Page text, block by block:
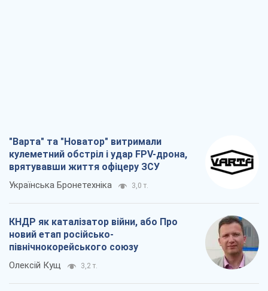
"Варта" та "Новатор" витримали
кулеметний обстріл і удар FPV-дрона,
врятувавши життя офіцеру ЗСУ
Українська Бронетехніка 3,0 т.
КНДР як каталізатор війни, або Про
новий етап російсько-
північнокорейського союзу
Олексій Кущ 3,2 т.